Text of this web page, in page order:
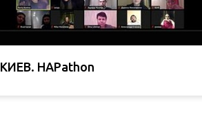
КИЕВ. HAPathon